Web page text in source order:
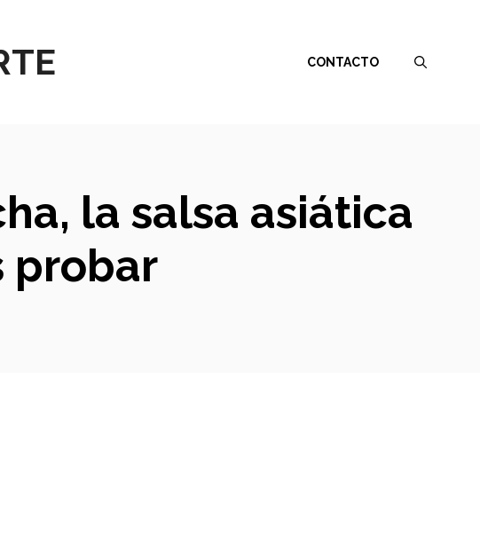
CONTACTO
la salsa asiática
probar